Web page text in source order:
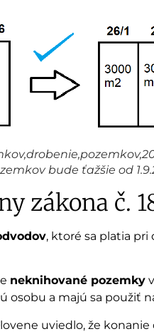
bude ťažšie od
zákona č.
, ktoré sa platia pri
neknihované pozemky
osobu a majú sa použiť
uviedlo, že konanie